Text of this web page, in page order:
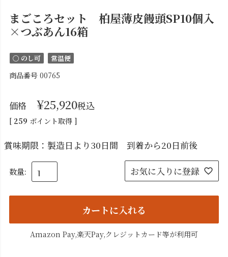
まごころセット 柏屋薄皮饅頭SP10個入
×つぶあん16箱
〇 のし可 常温便
商品番号 00765
価格 ¥25,920税込
[ 259 ポイント取得 ]
賞味期限：製造日より30日間 到着から20日前後
お気に入りに登録
カートに入れる
Amazon Pay,楽天Pay,クレジットカード等が利用可